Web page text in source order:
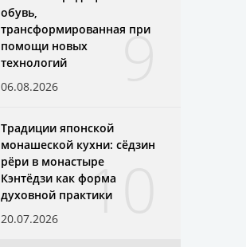
9
обувь,
трансформированная при
помощи новых
технологий
06.08.2026
10
Традиции японской
монашеской кухни: сёдзин
рёри в монастыре
Кэнтёдзи как форма
духовной практики
20.07.2026